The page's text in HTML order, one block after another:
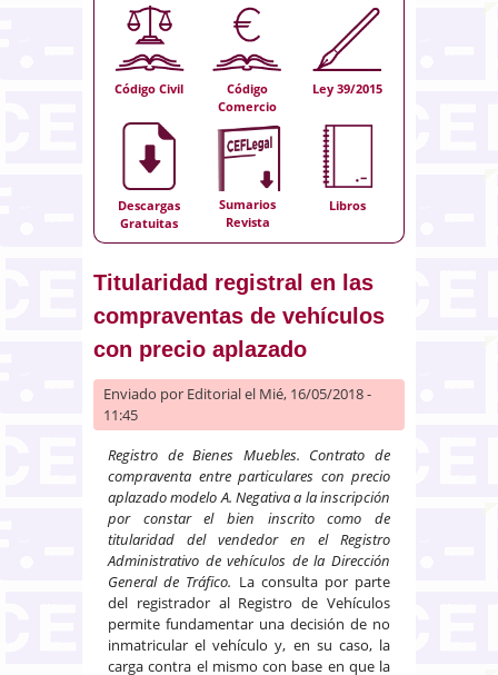
Código Civil
Código
Comercio
Ley 39/2015
Descargas
Gratuitas
Sumarios
Revista
Libros
Titularidad registral en las
compraventas de vehículos
con precio aplazado
Enviado por Editorialel Mié, 16/05/2018 -
11:45
Registro de Bienes Muebles. Contrato de
compraventa entre particulares con precio
aplazado modelo A. Negativa a la inscripción
por constar el bien inscrito como de
titularidad del vendedor en el Registro
Administrativo de vehículos de la Dirección
General de Tráfico. La consulta por parte
del registrador al Registro de Vehículos
permite fundamentar una decisión de no
inmatricular el vehículo y, en su caso, la
carga contra el mismo con base en que la